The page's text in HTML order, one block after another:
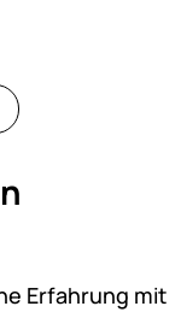
(2 Bewertungen)
Erfahrung mit